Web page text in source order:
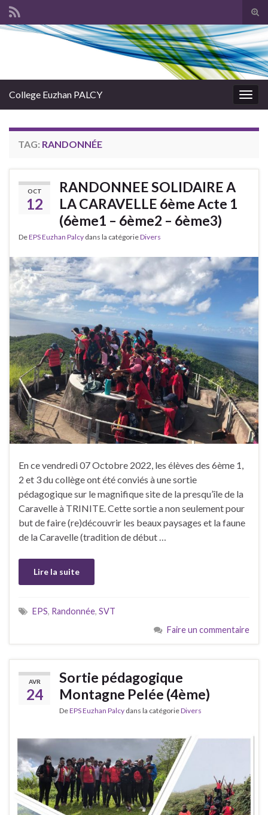
Search for:
College Euzhan PALCY
TAG: RANDONNÉE
OCT
12
RANDONNEE SOLIDAIRE A
LA CARAVELLE 6ème Acte 1
(6ème1 – 6ème2 – 6ème3)
DeEPS Euzhan Palcy dans la catégorieDivers
En ce vendredi 07 Octobre 2022, les élèves des 6ème 1,
2 et 3 du collège ont été conviés à une sortie
pédagogique sur le magnifique site de la presqu’île de la
Caravelle à TRINITE. Cette sortie a non seulement pour
but de faire (re)découvrir les beaux paysages et la faune
de la Caravelle (tradition de début …
Lire la suite
EPS, Randonnée, SVT
Faire un commentaire
AVR
24
Sortie pédagogique
Montagne Pelée (4ème)
DeEPS Euzhan Palcy dans la catégorieDivers